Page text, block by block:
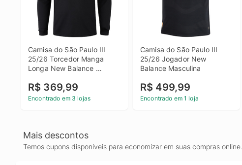
Camisa do São Paulo III
25/26 Torcedor Manga
Longa New Balance
R$ 369,99
Encontrado em 3 lojas
Camisa do São Paulo III
25/26 Jogador New
Balance Masculina
R$ 499,99
Encontrado em 1 loja
Mais descontos
Temos cupons disponíveis para economizar em suas compras online.